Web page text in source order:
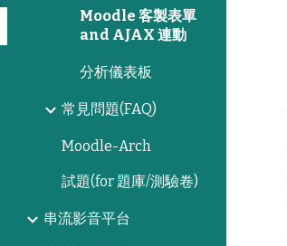
Moodle 客製表單
and AJAX 連動
分析儀表板
常見問題(FAQ)
Moodle-Arch
試題(for 題庫/測驗卷)
串流影音平台